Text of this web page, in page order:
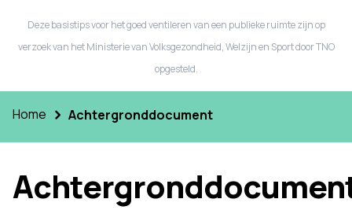
Deze basistips voor het goed ventileren van een publieke ruimte zijn op
verzoek van het Ministerie van Volksgezondheid, Welzijn en Sport door TNO
opgesteld.
Home Achtergronddocument